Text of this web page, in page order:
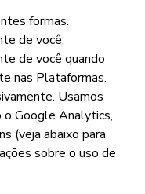
formas.
de você.
de você quando
nas Plataformas.
Usamos
Google Analytics,
(veja abaixo para
sobre o uso de